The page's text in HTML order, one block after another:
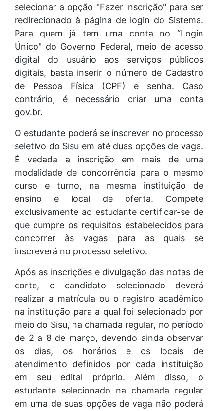
selecionar a opção "Fazer inscrição" para ser
redirecionado à página de login do Sistema.
Para quem já tem uma conta no “Login
Único" do Governo Federal, meio de acesso
digital do usuário aos serviços públicos
digitais, basta inserir o número de Cadastro
de Pessoa Física (CPF) e senha. Caso
contrário, é necessário criar uma conta
gov.br.
O estudante poderá se inscrever no processo
seletivo do Sisu em até duas opções de vaga.
É vedada a inscrição em mais de uma
modalidade de concorrência para o mesmo
curso e turno, na mesma instituição de
ensino e local de oferta. Compete
exclusivamente ao estudante certificar-se de
que cumpre os requisitos estabelecidos para
concorrer às vagas para as quais se
inscreverá no processo seletivo.
Após as inscrições e divulgação das notas de
corte, o candidato selecionado deverá
realizar a matrícula ou o registro acadêmico
na instituição para a qual foi selecionado por
meio do Sisu, na chamada regular, no período
de 2 a 8 de março, devendo ainda observar
os dias, os horários e os locais de
atendimento definidos por cada instituição
em seu edital próprio. Além disso, o
estudante selecionado na chamada regular
em uma de suas opções de vaga não poderá